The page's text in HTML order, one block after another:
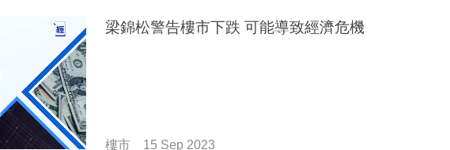
梁錦松警告樓市下跌 可能導致經濟危機
樓市 15 Sep 2023